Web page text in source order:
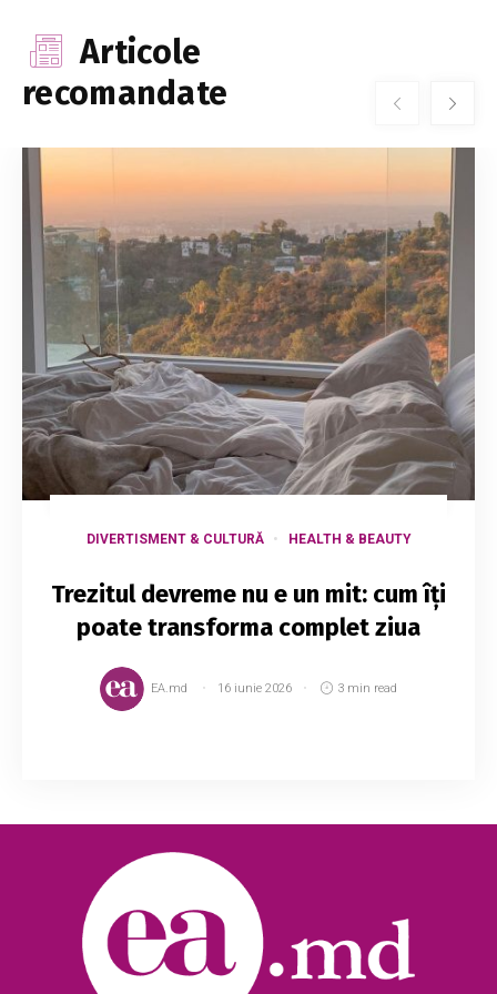
Articole
recomandate
DIVERTISMENT & CULTURĂ HEALTH & BEAUTY
Trezitul devreme nu e un mit: cum îți
poate transforma complet ziua
EA.md 16 iunie 2026 3 min read
ale dimineții și care sunt mot...